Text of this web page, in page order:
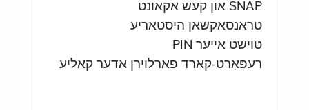
SNAP און קעש אקאונט
טראנסאקשאן היסטאריע
טוישט אייער PIN
רעפּאָרט-קאַרד פארלוירן אדער קאליע